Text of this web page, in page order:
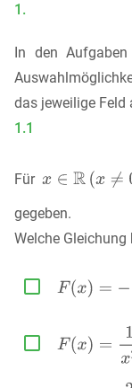
1.
In den
das jeweilige Feld
1.1
Für
gegeben.
Welche

